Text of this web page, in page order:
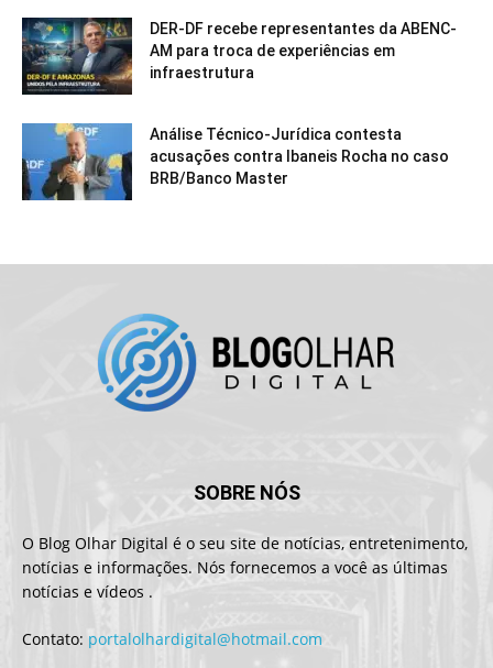
DER-DF recebe representantes da ABENC-
AM para troca de experiências em
infraestrutura
Análise Técnico-Jurídica contesta
acusações contra Ibaneis Rocha no caso
BRB/Banco Master
SOBRE NÓS
O Blog Olhar Digital é o seu site de notícias, entretenimento,
notícias e informações. Nós fornecemos a você as últimas
notícias e vídeos .
Contato: portalolhardigital@hotmail.com